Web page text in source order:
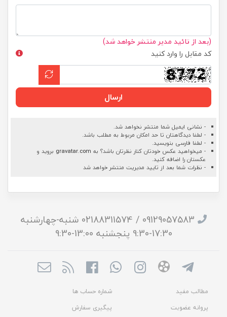
(بعد از تائید مدیر منتشر خواهد شد)
کد مقابل را وارد کنید
ارسال
- نشانی ایمیل شما منتشر نخواهد شد.
- لطفا دیدگاهتان تا حد امکان مربوط به مطلب باشد.
- لطفا فارسی بنویسید.
- میخواهید عکس خودتان کنار نظرتان باشد؟ به gravatar.com بروید و
عکستان را اضافه کنید.
- نظرات شما بعد از تایید مدیریت منتشر خواهد شد
09129057583 / 02188311574 شنبه-چهارشنبه
17:30-9:30 پنجشنبه 13:00-9:30
مطالب مفید
شماره حساب ها
پروانه عضویت
پیگیری سفارش